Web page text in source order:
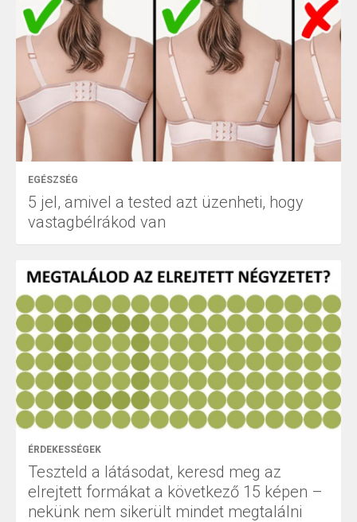
EGÉSZSÉG
5 jel, amivel a tested azt üzenheti, hogy
vastagbélrákod van
ÉRDEKESSÉGEK
Teszteld a látásodat, keresd meg az
elrejtett formákat a következő 15 képen –
nekünk nem sikerült mindet megtalálni